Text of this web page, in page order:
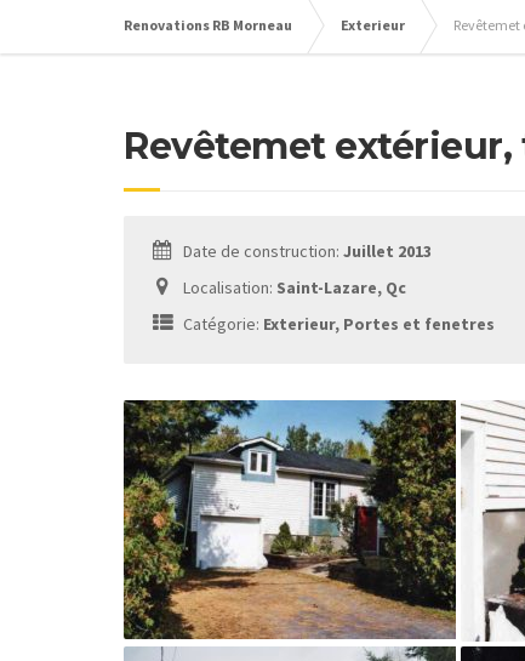
Renovations RB Morneau Exterieur Revêtemet
Revêtemet
Date de construction: Juillet 2013
Localisation: Saint-Lazare, Qc
Catégorie: Exterieur, Portes et fenetres